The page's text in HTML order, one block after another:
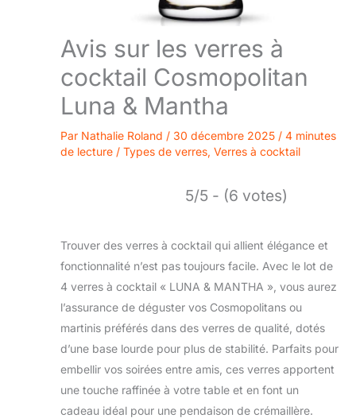
Avis sur les verres à
cocktail Cosmopolitan
Luna & Mantha
Par Nathalie Roland / 30 décembre 2025 / 4 minutes
de lecture / Types de verres, Verres à cocktail
5/5 - (6 votes)
Trouver des verres à cocktail qui allient élégance et
fonctionnalité n’est pas toujours facile. Avec le lot de
4 verres à cocktail « LUNA & MANTHA », vous aurez
l’assurance de déguster vos Cosmopolitans ou
martinis préférés dans des verres de qualité, dotés
d’une base lourde pour plus de stabilité. Parfaits pour
embellir vos soirées entre amis, ces verres apportent
une touche raffinée à votre table et en font un
cadeau idéal pour une pendaison de crémaillère.